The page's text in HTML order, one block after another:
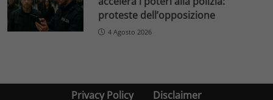
proteste dell’opposizione
4 Agosto 2026
Privacy Policy Disclaimer